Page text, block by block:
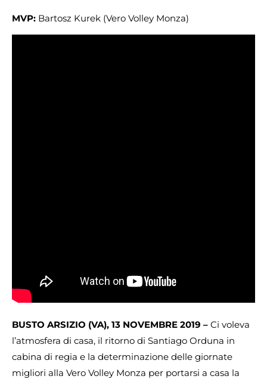
MVP: Bartosz Kurek (Vero Volley Monza)
BUSTO ARSIZIO (VA), 13 NOVEMBRE 2019 – Ci voleva
l’atmosfera di casa, il ritorno di Santiago Orduna in
cabina di regia e la determinazione delle giornate
migliori alla Vero Volley Monza per portarsi a casa la